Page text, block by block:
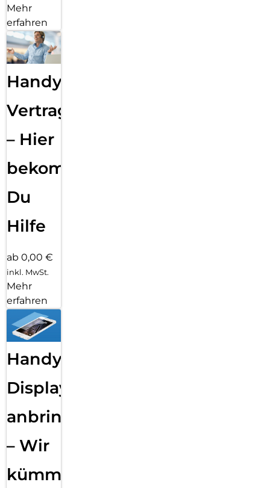
Mehr
erfahren
Handy
Vertragsabwicklung
– Hier
bekommst
Du
Hilfe
ab 0,00 €
inkl. MwSt.
Mehr
erfahren
Handy
Displayfolie
anbringen
– Wir
kümmern